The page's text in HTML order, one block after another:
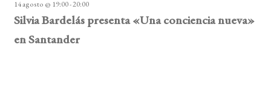
14 agosto @ 19:00-20:00
Silvia Bardelás presenta «Una conciencia nueva»
en Santander